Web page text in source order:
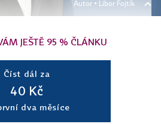
Autor ▪ Libor Fojtík
JEŠTĚ 95 % ČLÁNKU
Číst dál za
40 Kč
dva měsíce